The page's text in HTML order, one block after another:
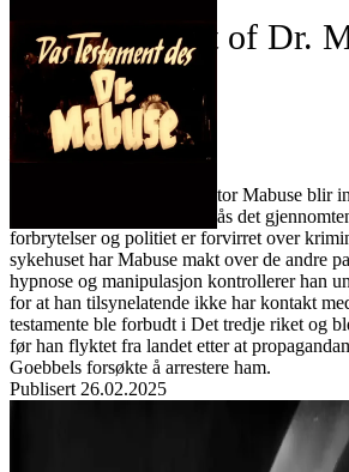
The Testament of Dr.
Film
Forfatter:
Leverandør:
Norgesfilm AS
Lisens:
Den geniale, men gale Doktor Mabuse blir
sykehus. I omverdenen begås det
forbrytelser og politiet er forvirret over
sykehuset har Mabuse makt over de andre
hypnose og manipulasjon kontrollerer han
for at han tilsynelatende ikke har kontakt
testamente ble forbudt i Det tredje riket og
før han flyktet fra landet etter at
Goebbels forsøkte å arrestere ham.
Publisert 26.02.2025